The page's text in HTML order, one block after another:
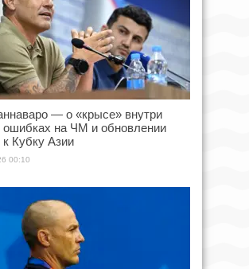
— о «крысе» внутри
ошибках на ЧМ и обновлении
Кубку Азии
00:10